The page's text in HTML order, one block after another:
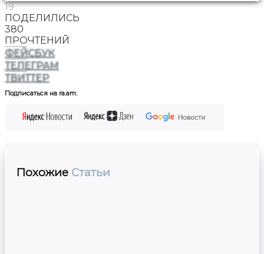
19
ПОДЕЛИЛИСЬ
380
ПРОЧТЕНИЙ
ФЕЙСБУК
ТЕЛЕГРАМ
ТВИТТЕР
Подписаться на ra.am:
Похожие Статьи